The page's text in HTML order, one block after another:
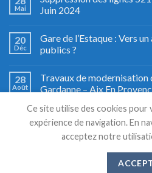
Mai
Juin 2024
20
Déc
Gare de l’Estaque : Vers
publics ?
28
Août
Travaux de modernisation
Gardanne – Aix En
Fête du train à Miramas, le
Copyright 2026 © TSM
Ce site utilise des cookies
expérience de navigation. En
acceptez notre